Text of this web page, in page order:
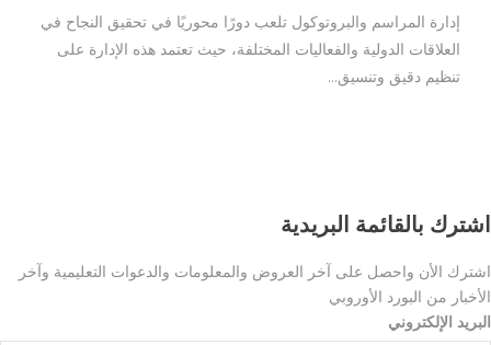
إدارة المراسم والبروتوكول تلعب دورًا محوريًا في تحقيق النجاح في
العلاقات الدولية والفعاليات المختلفة، حيث تعتمد هذه الإدارة على
تنظيم دقيق وتنسيق...
اشترك بالقائمة البريدية
اشترك الأن واحصل على آخر العروض والمعلومات والدعوات التعليمية وآخر
الأخبار من البورد الأوروبي
البريد الإلكتروني